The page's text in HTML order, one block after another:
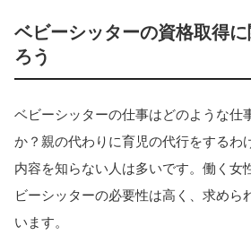
ベビーシッターの資格取得
ろう
ベビーシッターの仕事はどのような仕
か？親の代わりに育児の代行をするわ
内容を知らない人は多いです。働く女
ビーシッターの必要性は高く、求めら
います。